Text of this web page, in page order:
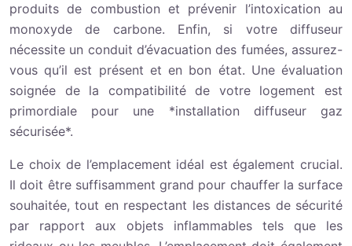
produits de combustion et prévenir l’intoxication au
monoxyde de carbone. Enfin, si votre diffuseur
nécessite un conduit d’évacuation des fumées, assurez-
vous qu’il est présent et en bon état. Une évaluation
soignée de la compatibilité de votre logement est
primordiale pour une *installation diffuseur gaz
sécurisée*.
Le choix de l’emplacement idéal est également crucial.
Il doit être suffisamment grand pour chauffer la surface
souhaitée, tout en respectant les distances de sécurité
par rapport aux objets inflammables tels que les